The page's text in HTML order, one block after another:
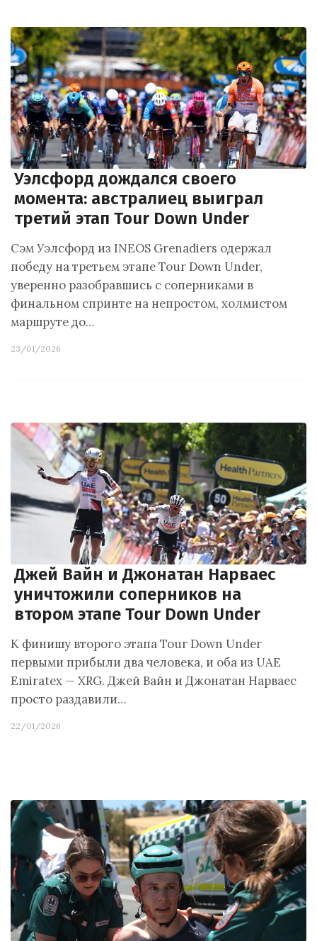
Уэлсфорд дождался своего
момента: австралиец выиграл
третий этап Tour Down Under
Сэм Уэлсфорд из INEOS Grenadiers одержал
победу на третьем этапе Tour Down Under,
уверенно разобравшись с соперниками в
финальном спринте на непростом, холмистом
маршруте до…
23/01/2026
Джей Вайн и Джонатан Нарваес
уничтожили соперников на
втором этапе Tour Down Under
К финишу второго этапа Tour Down Under
первыми прибыли два человека, и оба из UAE
Emiratex — XRG. Джей Вайн и Джонатан Нарваес
просто раздавили…
22/01/2026